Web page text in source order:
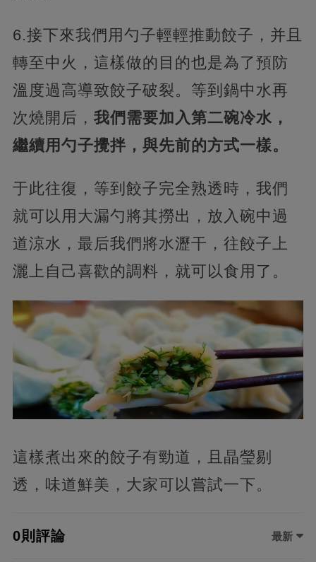
6.接下來我們用勺子輕輕推動餃子，并且
轉至中火，這樣做的目的也是為了預防
溫度過高導致餃子破裂。等到鍋中水再
次燒開后， 我們需要加入第二碗冷水，
繼續用勺子攪拌，與先前的方式一樣。
于此往復，等到餃子完全熟透時，我們
就可以用大漏勺將其撈出，放入碗中過
道涼水，最后我們將水瀝干，往餃子上
灑上自己喜歡的調料，就可以食用了。
這樣煮出來的餃子有勁道，且晶瑩剔
透，味道鮮美，大家可以嘗試一下。
0則評論 最新